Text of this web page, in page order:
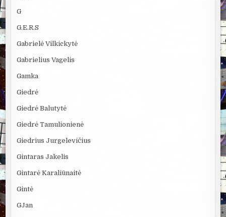
G
G.E.R.S
Gabrielė Vilkickytė
Gabrielius Vagelis
Gamka
Giedrė
Giedrė Balutytė
Giedrė Tamulionienė
Giedrius Jurgelevičius
Gintaras Jakelis
Gintarė Karaliūnaitė
Gintė
GJan